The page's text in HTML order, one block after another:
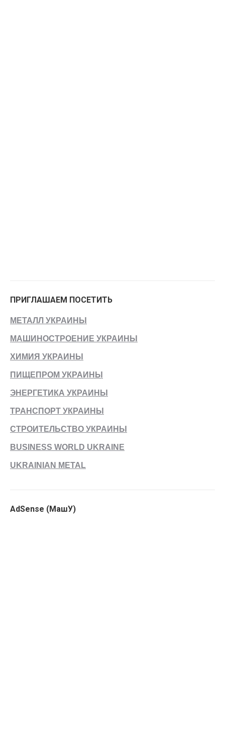
ПРИГЛАШАЕМ ПОСЕТИТЬ
МЕТАЛЛ УКРАИНЫ
МАШИНОСТРОЕНИЕ УКРАИНЫ
ХИМИЯ УКРАИНЫ
ПИЩЕПРОМ УКРАИНЫ
ЭНЕРГЕТИКА УКРАИНЫ
ТРАНСПОРТ УКРАИНЫ
СТРОИТЕЛЬСТВО УКРАИНЫ
BUSINESS WORLD UKRAINE
UKRAINIAN METAL
AdSense (МашУ)